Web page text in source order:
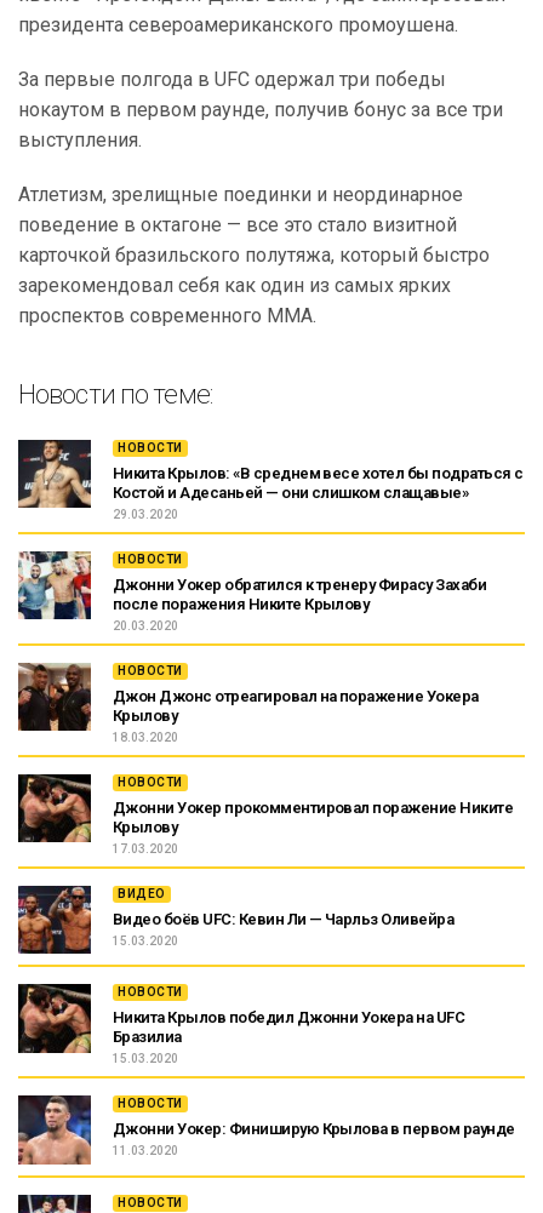
президента североамериканского промоушена.
За первые полгода в UFC одержал три победы
нокаутом в первом раунде, получив бонус за все три
выступления.
Атлетизм, зрелищные поединки и неординарное
поведение в октагоне — все это стало визитной
карточкой бразильского полутяжа, который быстро
зарекомендовал себя как один из самых ярких
проспектов современного ММА.
Новости по теме:
НОВОСТИ
Никита Крылов: «В среднем весе хотел бы подраться с
Костой и Адесаньей — они слишком слащавые»
29.03.2020
НОВОСТИ
Джонни Уокер обратился к тренеру Фирасу Захаби
после поражения Никите Крылову
20.03.2020
НОВОСТИ
Джон Джонс отреагировал на поражение Уокера
Крылову
18.03.2020
НОВОСТИ
Джонни Уокер прокомментировал поражение Никите
Крылову
17.03.2020
ВИДЕО
Видео боёв UFC: Кевин Ли — Чарльз Оливейра
15.03.2020
НОВОСТИ
Никита Крылов победил Джонни Уокера на UFC
Бразилиа
15.03.2020
НОВОСТИ
Джонни Уокер: Финиширую Крылова в первом раунде
11.03.2020
НОВОСТИ